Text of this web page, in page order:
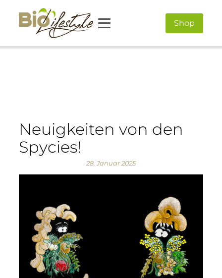
Shop
Neuigkeiten von den
Spycies!
28. Januar 2025